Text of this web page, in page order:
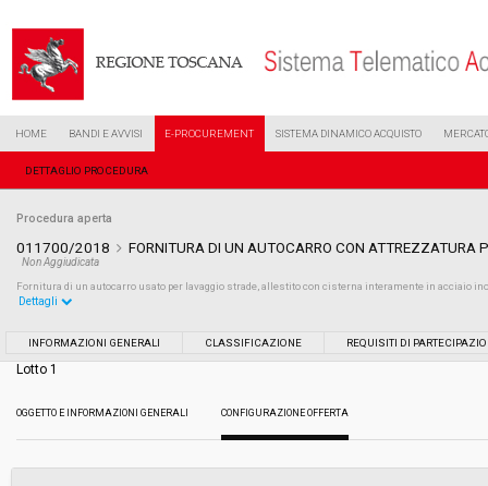
HOME BANDI E AVVISI E-PROCUREMENT SISTEMA DINAMICO ACQUISTO
DETTAGLIO PROCEDURA
Procedura aperta
011700/2018 FORNITURA DI UN AUTOCARRO CON ATTREZZATURA
Non Aggiudicata
Fornitura di un autocarro usato per lavaggio strade, allestito con cisterna interamente in acciaio
Tipo di contratto:
01/06/2018 09:30
Dettagli
INFORMAZIONI GENERALI CLASSIFICAZIONE REQUISITI DI
Lotto 1
OGGETTO E INFORMAZIONI GENERALI CONFIGURAZIONE OFFERTA